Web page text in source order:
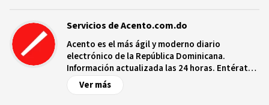
Servicios de Acento.com.do
Acento es el más ágil y moderno diario
electrónico de la República Dominicana.
Información actualizada las 24 horas. Entérate
de las noticias y sucesos más importantes a
nivel nacional e internacional, videos y fotos
Ver más